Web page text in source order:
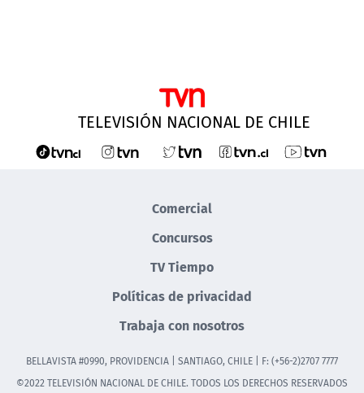
TELEVISIÓN NACIONAL DE CHILE
Comercial
Concursos
TV Tiempo
Políticas de privacidad
Trabaja con nosotros
BELLAVISTA #0990, PROVIDENCIA | SANTIAGO, CHILE | F: (+56-2)2707 7777
©2022 TELEVISIÓN NACIONAL DE CHILE. TODOS LOS DERECHOS RESERVADOS